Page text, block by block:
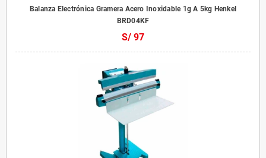
Balanza Electrónica Gramera Acero Inoxidable 1g A 5kg Henkel
BRD04KF
S/ 97